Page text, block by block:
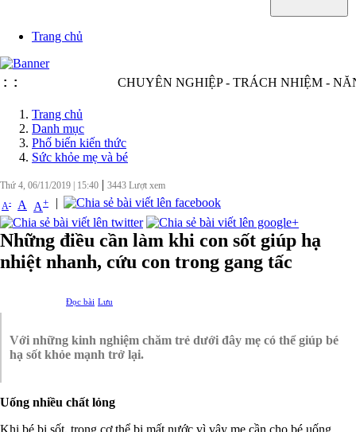
Trang chủ
: : CHUYÊN NGHIỆP - TRÁCH NHIỆM -
Trang chủ
Danh mục
Phố biến kiến thức
Sức khỏe mẹ và bé
Thứ 4, 06/11/2019 15:40 | 3443 Lượt xem
A- A A+ |
Những điều cần làm khi con sốt giúp hạ
nhiệt nhanh, cứu con trong gang tấc
Đọc bài Lưu
Với những kinh nghiệm chăm trẻ dưới đây mẹ có thể giúp bé
hạ sốt khỏe mạnh trở lại.
Uống nhiều chất lỏng
Khi bé bị sốt, trong cơ thể bị mất nước vì vậy mẹ cần cho bé uống